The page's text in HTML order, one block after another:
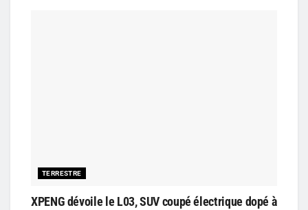
TERRESTRE
XPENG dévoile le L03, SUV coupé électrique dopé à